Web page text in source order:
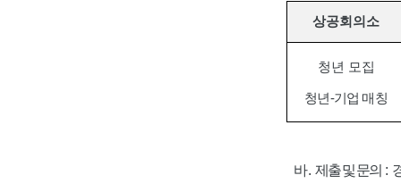
상공회의소
청년 모집
청년-기업 매칭
바. 제출 및 문의 :